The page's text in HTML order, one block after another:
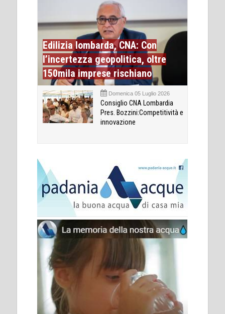
Edilizia lombarda, CNA: Con
l’incertezza geopolitica, oltre
150mila imprese rischiano
Domenica 05 Luglio 2026
Consiglio CNA Lombardia
Pres. Bozzini:Competitività e
innovazione